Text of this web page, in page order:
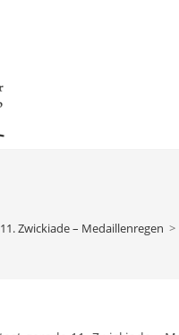
11. Zwickiade – Medaillenregen >